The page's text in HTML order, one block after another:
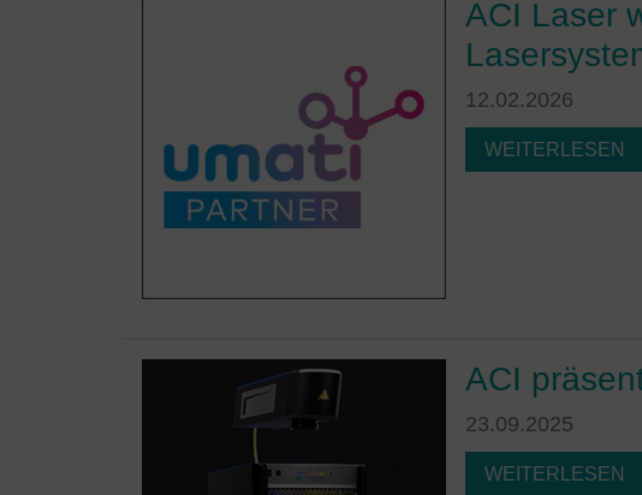
ACI Laser
12.02.2026
WEITERLESEN
ACI
23.09.2025
WEITERLESEN